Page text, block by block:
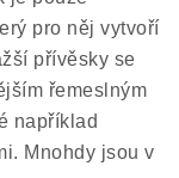
pro něj vytvoří
přívěsky se
řemeslným
například
Mnohdy jsou v